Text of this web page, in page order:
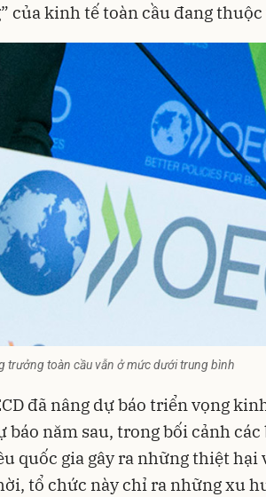
của kinh tế toàn cầu đang thuộc
trưởng toàn cầu vẫn ở mức dưới trung bình
đã nâng dự báo triển vọng
báo năm sau, trong bối cảnh
quốc gia gây ra những thiệt
tổ chức này chỉ ra những xu